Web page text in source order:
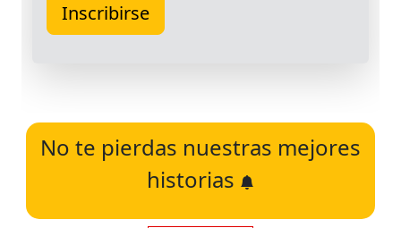
No te pierdas nuestras mejores
historias